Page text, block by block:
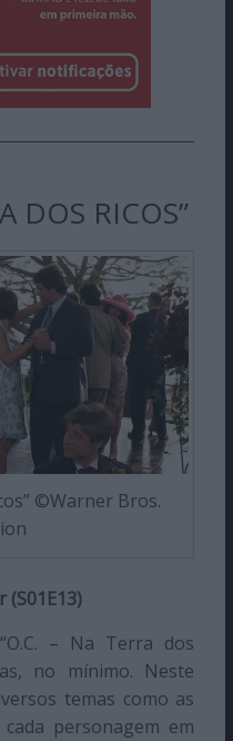
DOS RICOS”
©Warner Bros.
– Na Terra dos
no mínimo. Neste
temas como as
personagem em